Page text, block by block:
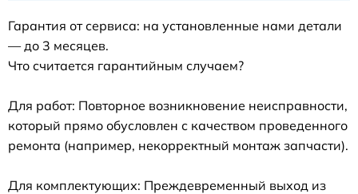
Гарантия от сервиса: на установленные нами детали
— до 3 месяцев.
Что считается гарантийным случаем?
Для работ: Повторное возникновение неисправности,
который прямо обусловлен с качеством проведенного
ремонта (например, некорректный монтаж запчасти).
Для комплектующих: Преждевременный выход из